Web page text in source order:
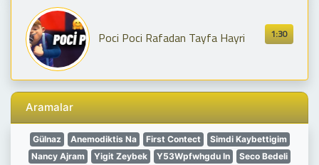
1:30
Poci Poci Rafadan Tayfa Hayri
Aramalar
Gülnaz Anemodiktis Na First Contect
Simdi Kaybettigim
Nancy Ajram
Yigit Zeybek Y53Wpfwhgdu In
Seco Bedeli